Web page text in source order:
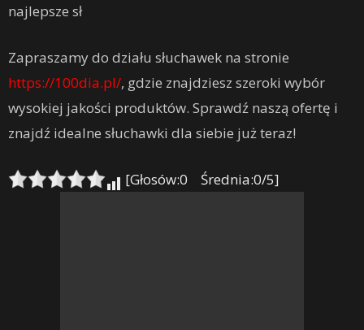
najlepsze sł
Zapraszamy do działu słuchawek na stronie
https://100dia.pl/, gdzie znajdziesz szeroki wybór
wysokiej jakości produktów. Sprawdź naszą ofertę i
znajdź idealne słuchawki dla siebie już teraz!
[Głosów:0 Średnia:0/5]